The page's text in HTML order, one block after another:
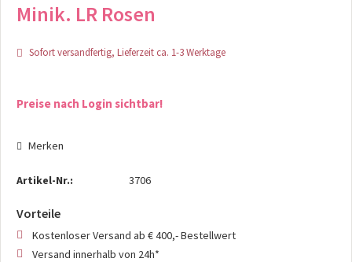
Minik. LR Rosen
Sofort versandfertig, Lieferzeit ca. 1-3 Werktage
Preise nach Login sichtbar!
Merken
Artikel-Nr.: 3706
Vorteile
Kostenloser Versand ab € 400,- Bestellwert
Versand innerhalb von 24h*